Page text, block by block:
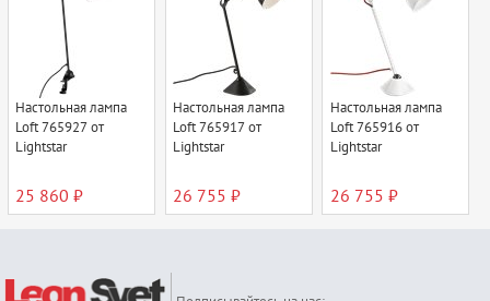
Настольная лампа
Loft 765927 от
Lightstar
25 860 ₽
Настольная лампа
Loft 765917 от
Lightstar
26 755 ₽
Настольная лампа
Loft 765916 от
Lightstar
26 755 ₽